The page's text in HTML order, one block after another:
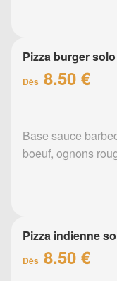
Pizza burger solo
Dès 8.50 €
Base sauce
boeuf, ognons
Pizza indienne
Dès 8.50 €